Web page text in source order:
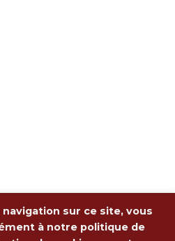
sur ce site, vous
à notre politique de